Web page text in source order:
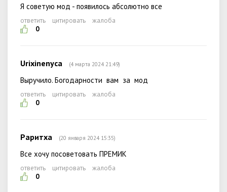
Я советую мод - появилось абсолютно все
ответить цитировать
жалоба
0
Urixinenyca (4 марта 2024 21:49)
Выручило. Богодарности вам за мод
ответить цитировать
жалоба
0
Раритха (20 января 2024 15:35)
Все хочу посоветовать ПРЕМИК
ответить цитировать
жалоба
0